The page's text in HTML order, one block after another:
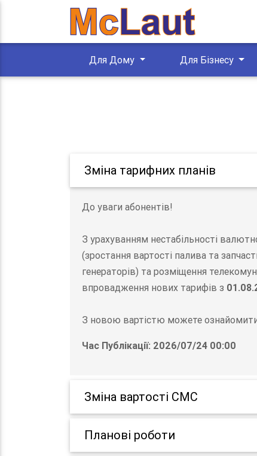
Для Дому Для Бізнесу
Зміна тарифних планів
До уваги абонентів!
З урахуванням нестабільності
(зростання вартості палива та
генераторів) та розміщення
впровадження нових тарифів з
З новою вартістю можете
Час Публікації: 2026/07/24 00:00
Зміна вартості СМС
Планові роботи